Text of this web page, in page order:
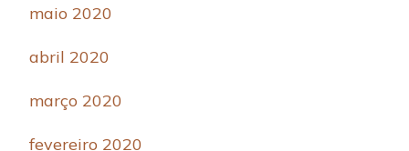
maio 2020
abril 2020
março 2020
fevereiro 2020